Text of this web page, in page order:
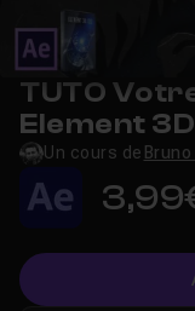
TUTO
Element 3D
Un cours de